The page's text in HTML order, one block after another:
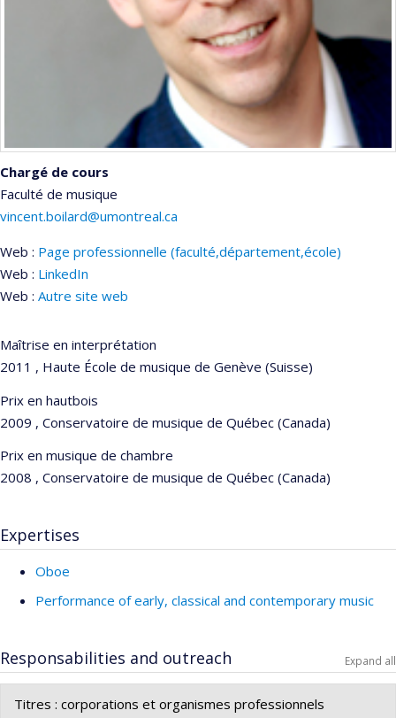
Chargé de cours
Faculté de musique
vincent.boilard@umontreal.ca
Courriels
Web : Page professionnelle (faculté,département,école)
Web : LinkedIn
Web : Autre site web
Maîtrise en interprétation
2011 , Haute École de musique de Genève (Suisse)
Prix en hautbois
2009 , Conservatoire de musique de Québec (Canada)
Prix en musique de chambre
2008 , Conservatoire de musique de Québec (Canada)
Expertises
Oboe
Performance of early, classical and contemporary music
Responsabilities and outreach Expand all
Titres : corporations et organismes professionnels